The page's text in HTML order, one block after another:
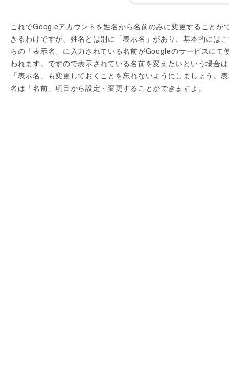
これでGoogleアカウントを姓名から名前のみに変更することが
きるわけですが、姓名とは別に「表示名」があり、基本的には
らの「表示名」に入力されている名前がGoogleのサービスにて
われます。ですので表示されている名前を変えたいという場合
「表示名」も変更しておくことを忘れないようにしましょう。
名は「名前」項目から設定・変更することができますよ。